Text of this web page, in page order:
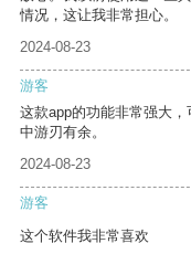
情况，这让我非常担心。
2024-08-23
游客
这款app的功能非常强大
中游刃有余。
2024-08-23
游客
这个软件我非常喜欢